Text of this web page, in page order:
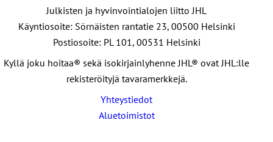
Julkisten ja hyvinvointialojen liitto JHL
Käyntiosoite: Sörnäisten rantatie 23, 00500 Helsinki
Postiosoite: PL 101, 00531 Helsinki
Kyllä joku hoitaa® sekä isokirjainlyhenne JHL® ovat JHL:lle
rekisteröityjä tavaramerkkejä.
Yhteystiedot
Aluetoimistot